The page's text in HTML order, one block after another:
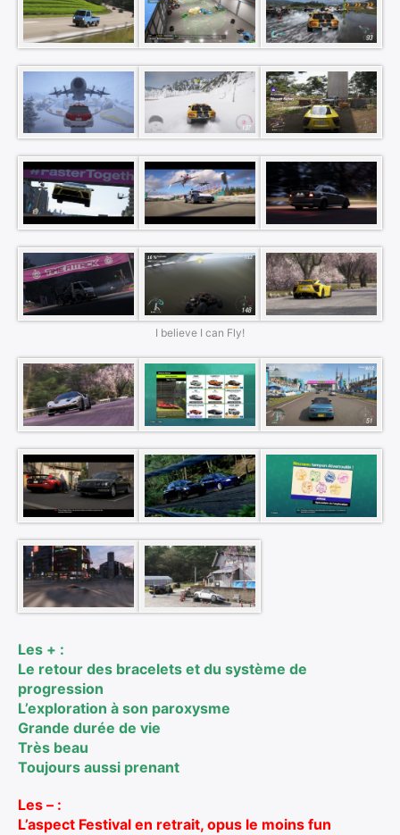
I believe I can Fly!
Les + :
Le retour des bracelets et du système de
progression
L’exploration à son paroxysme
Grande durée de vie
Très beau
Toujours aussi prenant
Les – :
L’aspect Festival en retrait, opus le moins fun